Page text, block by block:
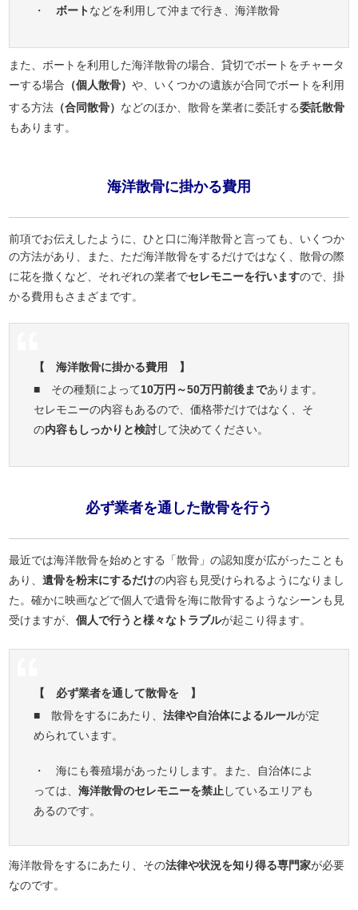
・ボートなどを利用して沖まで行き、海洋散骨
また、ボートを利用した海洋散骨の場合、貸切でボートをチャータ
ーする場合 （個人散骨）や、いくつかの遺族が合同でボートを利用
する方法 （合同散骨） などのほか、散骨を業者に委託する委託散骨
もあります。
海洋散骨に掛かる費用
前項でお伝えしたように、ひと口に海洋散骨と言っても、いくつか
の方法があり、また、ただ海洋散骨をするだけではなく、散骨の際
に花を撒くなど、それぞれの業者でセレモニーを行いますので、掛
かる費用もさまざまです。
【 海洋散骨に掛かる費用 】
■ その種類によって10万円～50万円前後まであります。
セレモニーの内容もあるので、価格帯だけではなく、そ
の内容もしっかりと検討して決めてください。
必ず業者を通した散骨を行う
最近では海洋散骨を始めとする「散骨」の認知度が広がったことも
あり、遺骨を粉末にするだけの内容も見受けられるようになりまし
た。確かに映画などで個人で遺骨を海に散骨するようなシーンも見
受けますが、個人で行うと様々なトラブルが起こり得ます。
【 必ず業者を通して散骨を 】
■ 散骨をするにあたり、法律や自治体によるルールが定
められています。
・ 海にも養殖場があったりします。また、自治体によ
っては、海洋散骨のセレモニーを禁止しているエリアも
あるのです。
海洋散骨をするにあたり、その法律や状況を知り得る専門家が必要
なのです。